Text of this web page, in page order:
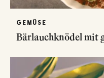
GEMÜSE
Bärlauchknödel mit